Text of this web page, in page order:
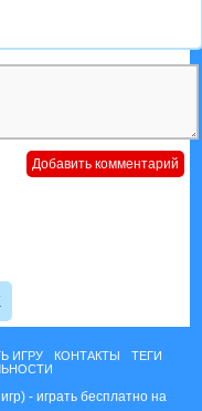
ИГРУ КОНТАКТЫ
ТЕГИ
- играть бесплатно на